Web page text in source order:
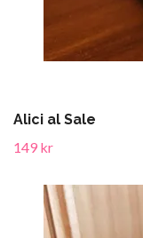
Alici al Sale
149 kr